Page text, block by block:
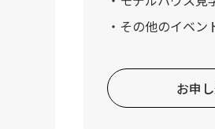
その他のイベン
お申